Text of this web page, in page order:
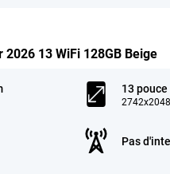
13 WiFi 128GB Beige
13 pouce
Pas